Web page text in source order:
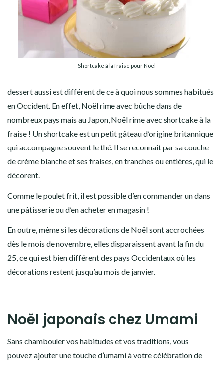
Shortcake à la fraise pour Noël
dessert aussi est différent de ce à quoi nous sommes habitués
en Occident. En effet, Noël rime avec bûche dans de
nombreux pays mais au Japon, Noël rime avec shortcake à la
fraise ! Un shortcake est un petit gâteau d’origine britannique
qui accompagne souvent le thé. Il se reconnaît par sa couche
de crème blanche et ses fraises, en tranches ou entières, qui le
décorent.
Comme le poulet frit, il est possible d’en commander un dans
une pâtisserie ou d’en acheter en magasin !
En outre, même si les décorations de Noël sont accrochées
dès le mois de novembre, elles disparaissent avant la fin du
25, ce qui est bien différent des pays Occidentaux où les
décorations restent jusqu’au mois de janvier.
Noël japonais chez Umami
Sans chambouler vos habitudes et vos traditions, vous
pouvez ajouter une touche d’umami à votre célébration de